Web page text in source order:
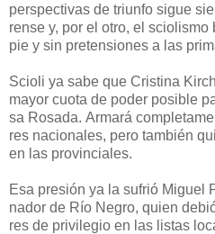
pers­pec­ti­vas de triun­fo si­gue
ren­se y, por el otro, el
pie y sin pre­ten­sio­nes a las
Scio­li ya sa­be que Cris­ti­na
ma­yor cuo­ta de po­der po­si­ble
sa Ro­sa­da. Ar­ma­rá
res na­cio­na­les, pe­ro tam­bién
en las pro­vin­cia­les.
Esa pre­sión ya la su­frió Mi­guel
na­dor de Río Ne­gro, quien
res de pri­vi­le­gio en las lis­tas